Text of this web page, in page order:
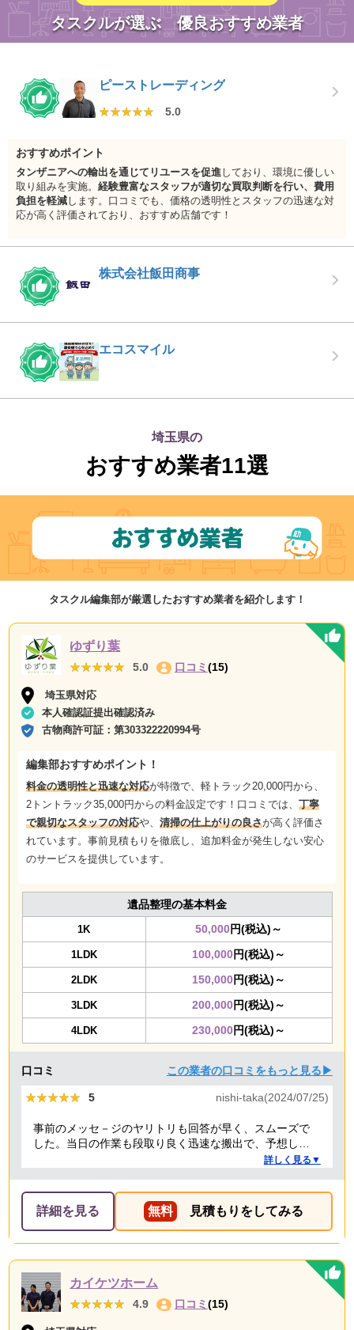
鳩ヶ谷市
入間郡三芳町 比企郡川島町
比企郡吉見町
比企郡鳩山町
秩父郡小鹿野町
秩父郡東秩父村
北葛飾郡松伏町
タスクルが選ぶ 優良おすすめ業者
ピーストレーディング
★★★★★
★★★★★ 5.0
おすすめポイント
タンザニアへの輸出を通じてリユースを促進しており、環境に優しい
取り組みを実施。 経験豊富なスタッフが適切な買取判断を行い、費用
負担を軽減します。口コミでも、価格の透明性とスタッフの迅速な対
応が高く評価されており、おすすめ店舗です！
株式会社飯田商事
エコスマイル
埼玉県の
おすすめ業者11選
タスクル編集部が厳選したおすすめ業者を紹介します！
ゆずり葉
★★★★★
★★★★★ 5.0 口コミ (15)
埼玉県対応
本人確認証提出確認済み
古物商許可証：第303322220994号
編集部おすすめポイント！
料金の透明性と迅速な対応が特徴で、軽トラック20,000円から、
2トントラック35,000円からの料金設定です！口コミでは、 丁寧
で親切なスタッフの対応や、 清掃の仕上がりの良さが高く評価さ
れています。事前見積もりを徹底し、追加料金が発生しない安心
のサービスを提供しています。
遺品整理の基本料金
1K 50,000円(税込)～
1LDK 100,000円(税込)～
2LDK 150,000円(税込)～
3LDK 200,000円(税込)～
4LDK 230,000円(税込)～
口コミ この業者の口コミをもっと見る▶
★★★★★
★★★★★ 5 nishi-taka(2024/07/25)
事前のメッセ－ジのヤリトリも回答が早く、スムーズで
した。当日の作業も段取り良く迅速な搬出で、予想して
いた時間よりも短時間で完了。 事前打ち合わせ・当日作
詳しく見る▼
詳細を見る 無料 見積もりをしてみる
カイケツホーム
★★★★★
★★★★★ 4.9 口コミ (15)